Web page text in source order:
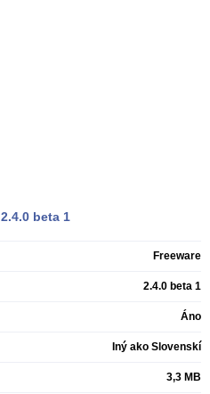
2.4.0 beta 1
Freeware
2.4.0 beta 1
Áno
Iný ako Slovenskí
3,3 MB